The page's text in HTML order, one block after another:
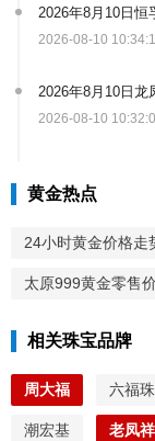
2026年8月10日
2026-08-10
2026年8月10日
2026-08-10
黄金热点
24小时黄金价格走
太原999黄金零售
相关珠宝品牌
周大福 六福
潮宏基 老凤祥